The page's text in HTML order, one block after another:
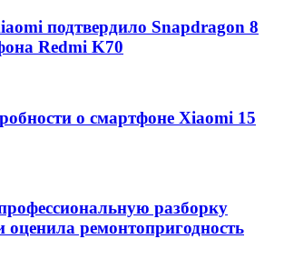
подтвердило Snapdragon 8
Redmi K70
о смартфоне Xiaomi 15
разборку
оценила ремонтопригодность